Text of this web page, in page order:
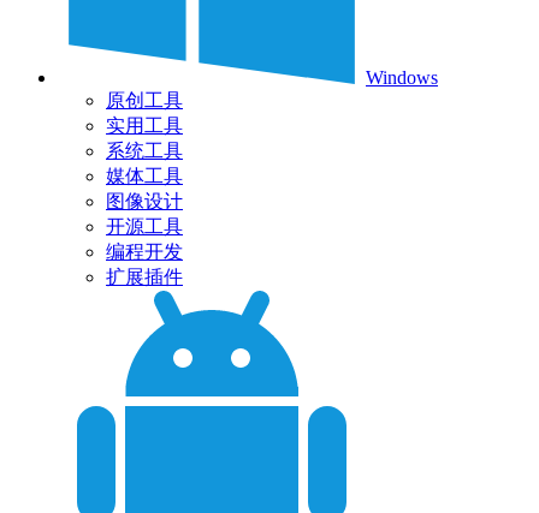
Windows
原创工具
实用工具
系统工具
媒体工具
图像设计
开源工具
编程开发
扩展插件